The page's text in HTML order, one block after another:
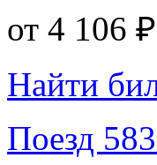
от 4 106 ₽
Найти
Поезд